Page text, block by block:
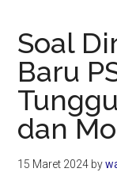
Soal
Baru
dan
15 Maret 2024 by